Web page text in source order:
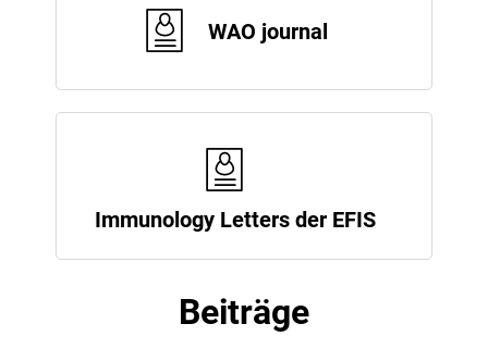
WAO journal
Immunology Letters der EFIS
Beiträge